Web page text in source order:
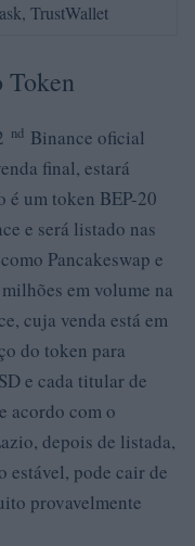
TrustWallet
Token
nd Binance oficial
final, estará
um token BEP-20
e será listado nas
Pancakeswap e
em volume na
cuja venda está em
do token para
e cada titular de
acordo com o
depois de listada,
estável, pode cair de
provavelmente